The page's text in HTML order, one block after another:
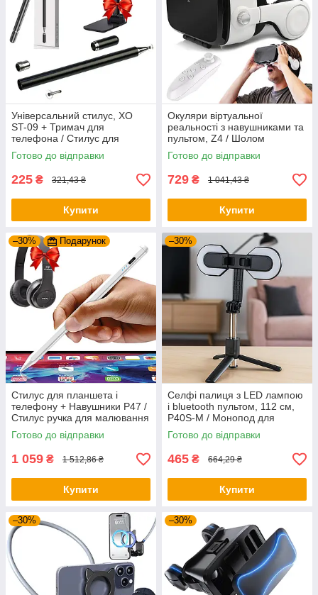
Універсальний стилус, XO
ST-09 + Тримач для
телефона / Стилус для
планшета / Стилус для
телефона
Готово до відправки
225 ₴ 321,43 ₴
Купити
Окуляри віртуальної
реальності з навушниками та
пультом, Z4 / Шолом
віртуальної реальності / VR
окуляри для телефону
Готово до відправки
729 ₴ 1 041,43 ₴
Купити
–30% Подарунок
Стилус для планшета і
телефону + Навушники P47 /
Стилус ручка для малювання
/ Стилус для айпада
Готово до відправки
1 059 ₴ 1 512,86 ₴
Купити
–30%
Селфі палиця з LED лампою
і bluetooth пультом, 112 см,
P40S-M / Монопод для
телефона / Трипод для селфі
Готово до відправки
465 ₴ 664,29 ₴
Купити
–30% –30%